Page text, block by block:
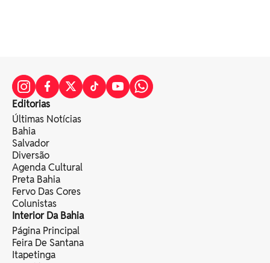
Editorias
Últimas Notícias
Bahia
Salvador
Diversão
Agenda Cultural
Preta Bahia
Fervo Das Cores
Colunistas
Interior Da Bahia
Página Principal
Feira De Santana
Itapetinga